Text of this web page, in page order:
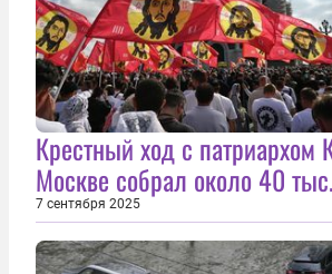
Крестный ход с патриархом
Москве собрал около 40
7 сентября 2025